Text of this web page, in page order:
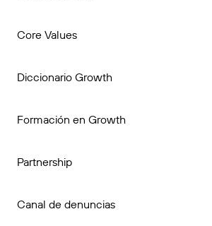
Core Values
Diccionario Growth
Formación en Growth
Partnership
Canal de denuncias